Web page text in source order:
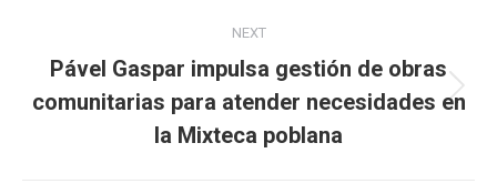
NEXT
Next
post:
Pável Gaspar impulsa gestión de obras
comunitarias para atender necesidades en
la Mixteca poblana